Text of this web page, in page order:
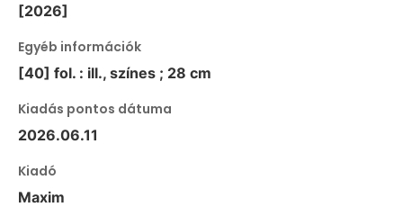
[2026]
Egyéb információk
[40] fol. : ill., színes ; 28 cm
Kiadás pontos dátuma
2026.06.11
Kiadó
Maxim